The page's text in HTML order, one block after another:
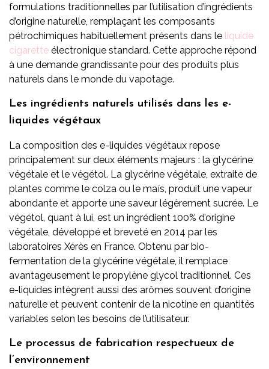
formulations traditionnelles par l’utilisation d’ingrédients
d’origine naturelle, remplaçant les composants
pétrochimiques habituellement présents dans le liquide
cigarette électronique standard. Cette approche répond
à une demande grandissante pour des produits plus
naturels dans le monde du vapotage.
Les ingrédients naturels utilisés dans les e-
liquides végétaux
La composition des e-liquides végétaux repose
principalement sur deux éléments majeurs : la glycérine
végétale et le végétol. La glycérine végétale, extraite de
plantes comme le colza ou le maïs, produit une vapeur
abondante et apporte une saveur légèrement sucrée. Le
végétol, quant à lui, est un ingrédient 100% d’origine
végétale, développé et breveté en 2014 par les
laboratoires Xérès en France. Obtenu par bio-
fermentation de la glycérine végétale, il remplace
avantageusement le propylène glycol traditionnel. Ces
e-liquides intègrent aussi des arômes souvent d’origine
naturelle et peuvent contenir de la nicotine en quantités
variables selon les besoins de l’utilisateur.
Le processus de fabrication respectueux de
l’environnement